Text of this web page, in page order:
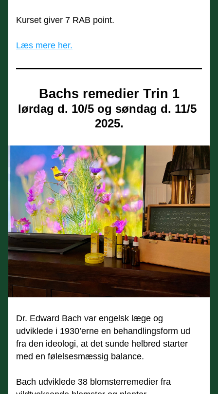
Kurset giver 7 RAB point.
Læs mere her.
Bachs remedier Trin 1
lørdag d. 10/5 og søndag d. 11/5
2025.
Dr. Edward Bach var engelsk læge og
udviklede i 1930’erne en behandlingsform ud
fra den ideologi, at det sunde helbred starter
med en følelsesmæssig balance.
Bach udviklede 38 blomsterremedier fra